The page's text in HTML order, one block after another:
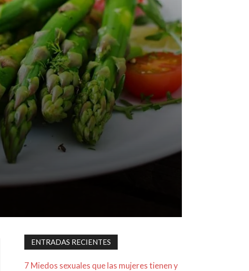
ENTRADAS RECIENTES
7 Miedos sexuales que las mujeres tienen y